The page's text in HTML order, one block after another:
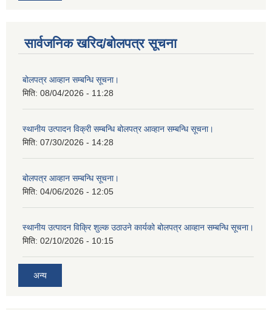
सार्वजनिक खरिद/बोलपत्र सूचना
बोलपत्र आव्हान सम्बन्धि सूचना।
मिति: 08/04/2026 - 11:28
स्थानीय उत्पादन विक्री सम्बन्धि बोलपत्र आव्हान सम्बन्धि सूचना।
मिति: 07/30/2026 - 14:28
बोलपत्र आव्हान सम्बन्धि सूचना।
मिति: 04/06/2026 - 12:05
स्थानीय उत्पादन विक्रि शुल्क उठाउने कार्यको बोलपत्र आव्हान सम्बन्धि सूचना।
मिति: 02/10/2026 - 10:15
अन्य